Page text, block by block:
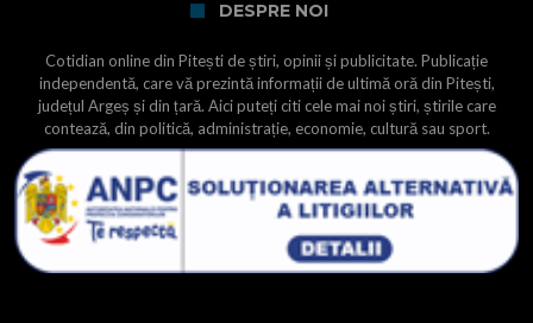
DESPRE NOI
Cotidian online din Pitești de știri, opinii și publicitate. Publicație
independentă, care vă prezintă informații de ultimă oră din Pitești,
județul Argeș și din țară. Aici puteți citi cele mai noi știri, știrile care
contează, din politică, administrație, economie, cultură sau sport.